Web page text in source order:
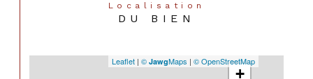
Localisation
DU BIEN
+
Leaflet | © JawgMaps | © OpenStreetMap